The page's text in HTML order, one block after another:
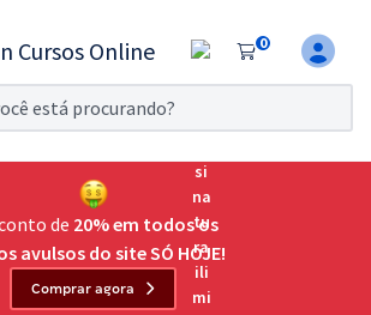
0
11
Teste grátis por 7 dias!
Até Passar
preparação para o Exame da
de 20% em todos os
avulsos do site SÓ HOJE!
Comprar agora